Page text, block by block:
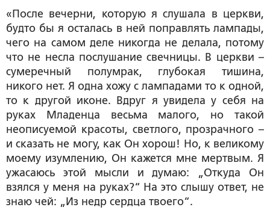
«После вечерни, которую я слушала в церкви,
будто бы я осталась в ней поправлять лампады,
чего на самом деле никогда не делала, потому
что не несла послушание свечницы. В церкви –
сумеречный полумрак, глубокая тишина,
никого нет. Я одна хожу с лампадами то к одной,
то к другой иконе. Вдруг я увидела у себя на
руках Младенца весьма малого, но такой
неописуемой красоты, светлого, прозрачного –
и сказать не могу, как Он хорош! Но, к великому
моему изумлению, Он кажется мне мертвым. Я
ужасаюсь этой мысли и думаю: „Откуда Он
взялся у меня на руках?“ На это слышу ответ, не
знаю чей: „Из недр сердца твоего“.